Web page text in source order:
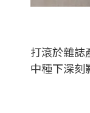
打滾於雜誌
中種下深刻